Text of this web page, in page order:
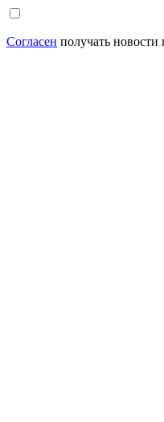
Согласен получать